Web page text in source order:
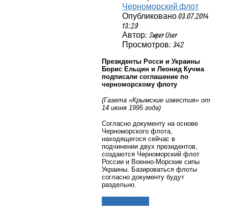
Черноморский флот
Опубликовано 03.07.2014
13:29
Автор: Super User
Просмотров: 342
Президенты Росси и Украины
Борис Ельцин и Леонид Кучма
подписали соглашение по
черноморскому флоту
(Газета «Крымские известия» от
14 июня 1995 года)
Согласно документу на основе
Черноморского флота,
находящегося сейчас в
подчинении двух президентов,
создаются Черноморский флот
России и Военно-Морские сипы
Украины. Базироваться флоты
согласно документу будут
раздельно.